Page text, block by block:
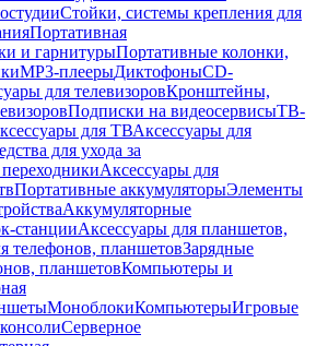
Стойки, системы крепления для
Портативная
и гарнитурыПортативные колонки,
MP3-плеерыДиктофоныCD-
для телевизоровКронштейны,
Подписки на видеосервисыТВ-
для ТВАксессуары для
для ухода за
Аксессуары для
Портативные аккумуляторыЭлементы
Аккумуляторные
станцииАксессуары для планшетов,
телефонов, планшетовЗарядные
планшетовКомпьютеры и
МоноблокиКомпьютерыИгровые
Серверное